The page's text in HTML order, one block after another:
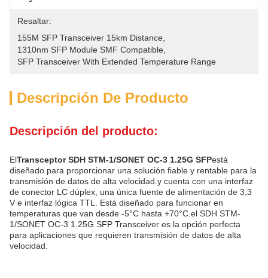
Resaltar:
155M SFP Transceiver 15km Distance
1310nm SFP Module SMF Compatible
SFP Transceiver With Extended Temperature Range
Descripción De Producto
Descripción del producto:
ElTransceptor SDH STM-1/SONET OC-3 1.25G SFPestá
diseñado para proporcionar una solución fiable y rentable para la
transmisión de datos de alta velocidad.y cuenta con una interfaz
de conector LC dúplex, una única fuente de alimentación de 3,3
V e interfaz lógica TTL. Está diseñado para funcionar en
temperaturas que van desde -5°C hasta +70°C.el SDH STM-
1/SONET OC-3 1.25G SFP Transceiver es la opción perfecta
para aplicaciones que requieren transmisión de datos de alta
velocidad.